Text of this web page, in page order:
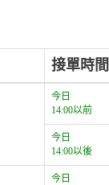
接單時
今日
14:00以前
今日
14:00以後
今日